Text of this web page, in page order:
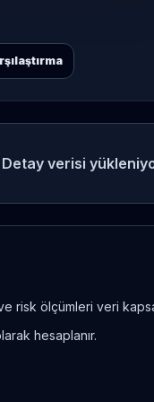
Detay verisi
risk ölçümleri veri
hesaplanır.